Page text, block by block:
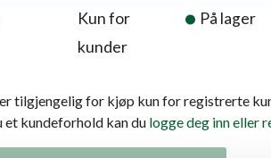
Kun for
kunder
På lager
tilgjengelig for kjøp kun for registrerte
et kundeforhold kan du logge deg inn eller